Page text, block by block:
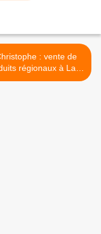
: vente de
régionaux à La
Vallée >